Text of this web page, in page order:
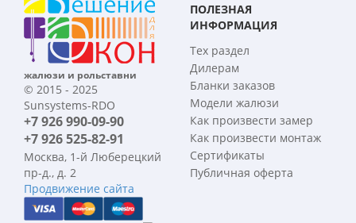
жалюзи и рольставни
© 2015 - 2025
Sunsystems-RDO
+7 926 990-09-90
+7 926 525-82-91
Москва, 1-й Люберецкий
пр-д., д. 2
Продвижение сайта
ПОЛЕЗНАЯ
ИНФОРМАЦИЯ
Тех раздел
Дилерам
Бланки заказов
Модели жалюзи
Как произвести замер
Как произвести монтаж
Сертификаты
Публичная оферта